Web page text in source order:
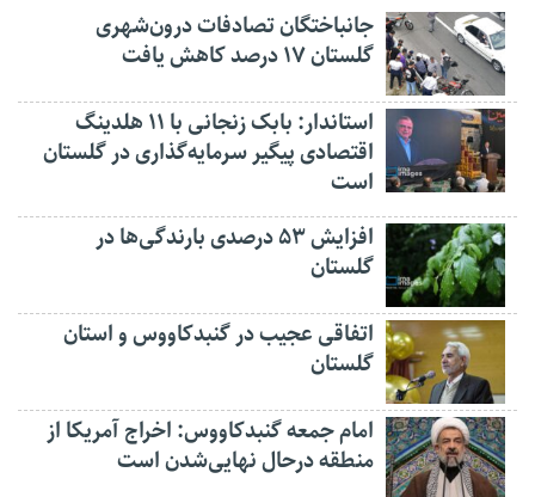
جانباختگان تصادفات درون‌شهری
گلستان ۱۷ درصد کاهش یافت
استاندار: بابک زنجانی با ۱۱ هلدینگ
اقتصادی پیگیر سرمایه‌گذاری در گلستان
است
افزایش ۵۳ درصدی بارندگی‌ها در
گلستان
اتفاقی عجیب در‌ گنبدکاووس و استان
گلستان
امام جمعه گنبدکاووس: اخراج آمریکا از
منطقه درحال نهایی‌شدن است